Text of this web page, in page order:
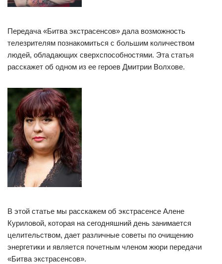
Передача «Битва экстрасенсов» дала возможность
телезрителям познакомиться с большим количеством
людей, обладающих сверхспособностями. Эта статья
расскажет об одном из ее героев Дмитрии Волхове.
В этой статье мы расскажем об экстрасенсе Алене
Куриловой, которая на сегодняшний день занимается
целительством, дает различные советы по очищению
энергетики и является почетным членом жюри передачи
«Битва экстрасенсов».